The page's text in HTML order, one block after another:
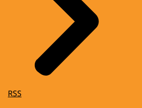
RSS